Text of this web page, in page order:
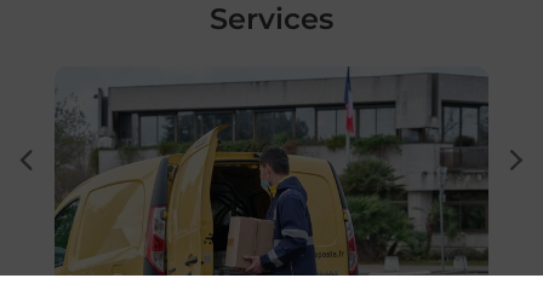
Services
En savoir plus